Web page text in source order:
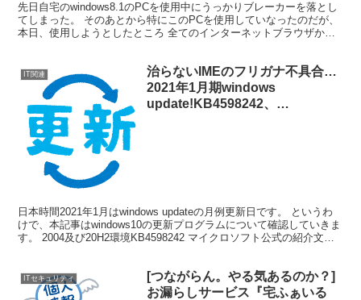
先日自宅のwindows8.1のPCを使用中にうっかりブレーカーを落とし
てしまった。 そのあとから特にこのPCを使用していなったのだが、
本日、使用しようとしたところ 全てのインターネットブラウザから
IT関連
治らないIMEのフリガナ不具合…
2021年1月期windows
update!KB4598242、
日本時間2021年1月はwindows updateの月例更新日です。 というわ
けで、本記事はwindows10の更新プログラムについて確認していきま
す。 2004及び20H2環境KB4598242 マイクロソフト公式の紹介文は
ITセキュリティ
[つながらん。やる気あるのか？]
お漏らしサービス『宅ふぁいる